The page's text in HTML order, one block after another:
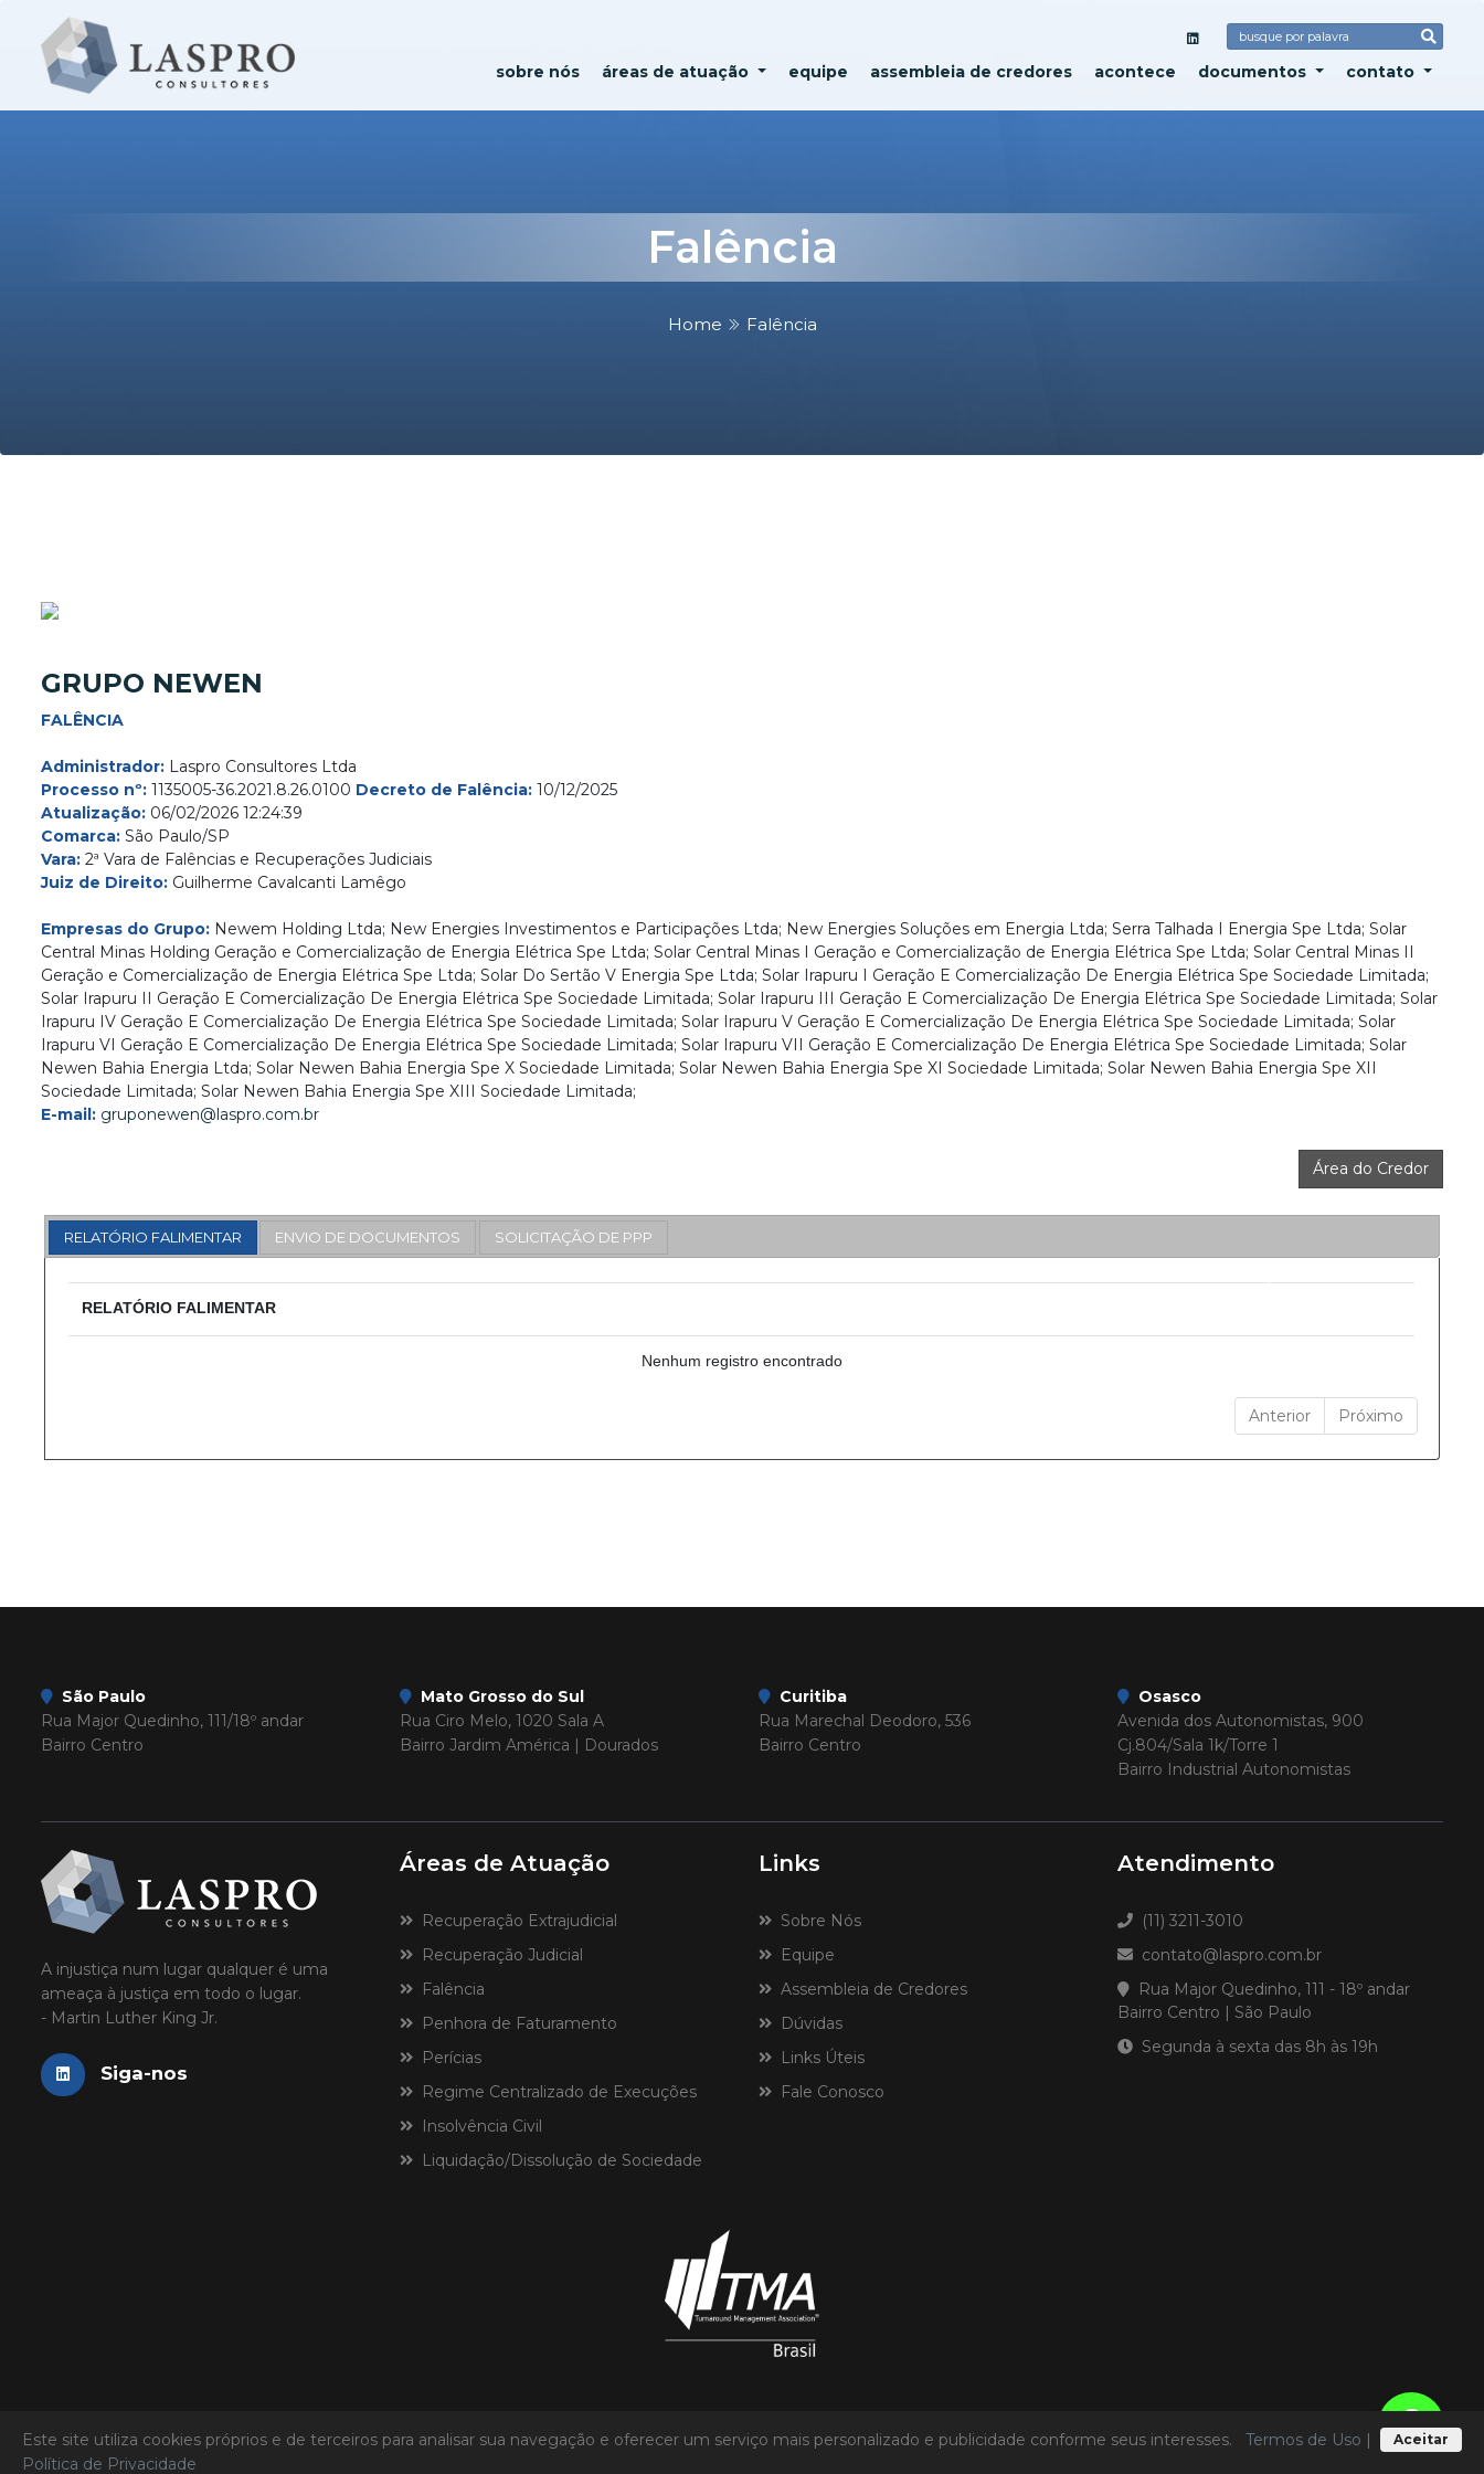
sobre nós áreas de atuação equipe assembleia de credores acontece documentos contato
Falência
Home Falência
GRUPO NEWEN
FALÊNCIA
Administrador: Laspro Consultores Ltda
Processo nº: 1135005-36.2021.8.26.0100 Decreto de Falência: 10/12/2025
Atualização: 06/02/2026 12:24:39
Comarca: São Paulo/SP
Vara: 2ª Vara de Falências e Recuperações Judiciais
Juiz de Direito: Guilherme Cavalcanti Lamêgo
Empresas do Grupo: Newem Holding Ltda; New Energies Investimentos e Participações Ltda; New Energies Soluções em Energia Ltda; Serra Talhada I Energia Spe Ltda; Solar
Central Minas Holding Geração e Comercialização de Energia Elétrica Spe Ltda; Solar Central Minas I Geração e Comercialização de Energia Elétrica Spe Ltda; Solar Central Minas II
Geração e Comercialização de Energia Elétrica Spe Ltda; Solar Do Sertão V Energia Spe Ltda; Solar Irapuru I Geração E Comercialização De Energia Elétrica Spe Sociedade Limitada;
Solar Irapuru II Geração E Comercialização De Energia Elétrica Spe Sociedade Limitada; Solar Irapuru III Geração E Comercialização De Energia Elétrica Spe Sociedade Limitada; Solar
Irapuru IV Geração E Comercialização De Energia Elétrica Spe Sociedade Limitada; Solar Irapuru V Geração E Comercialização De Energia Elétrica Spe Sociedade Limitada; Solar
Irapuru VI Geração E Comercialização De Energia Elétrica Spe Sociedade Limitada; Solar Irapuru VII Geração E Comercialização De Energia Elétrica Spe Sociedade Limitada; Solar
Newen Bahia Energia Ltda; Solar Newen Bahia Energia Spe X Sociedade Limitada; Solar Newen Bahia Energia Spe XI Sociedade Limitada; Solar Newen Bahia Energia Spe XII
Sociedade Limitada; Solar Newen Bahia Energia Spe XIII Sociedade Limitada;
E-mail: gruponewen@laspro.com.br
Área do Credor
RELATÓRIO FALIMENTAR ENVIO DE DOCUMENTOS SOLICITAÇÃO DE PPP
RELATÓRIO FALIMENTAR
Nenhum registro encontrado
Anterior Próximo
São Paulo
Rua Major Quedinho, 111/18º andar
Bairro Centro
Mato Grosso do Sul
Rua Ciro Melo, 1020 Sala A
Bairro Jardim América | Dourados
Curitiba
Rua Marechal Deodoro, 536
Bairro Centro
Osasco
Avenida dos Autonomistas, 900
Cj.804/Sala 1k/Torre 1
Bairro Industrial Autonomistas
A injustiça num lugar qualquer é uma
ameaça à justiça em todo o lugar.
- Martin Luther King Jr.
Siga-nos
Áreas de Atuação
Recuperação Extrajudicial
Recuperação Judicial
Falência
Penhora de Faturamento
Perícias
Regime Centralizado de Execuções
Insolvência Civil
Liquidação/Dissolução de Sociedade
Links
Sobre Nós
Equipe
Assembleia de Credores
Dúvidas
Links Úteis
Fale Conosco
Atendimento
(11) 3211-3010
contato@laspro.com.br
Rua Major Quedinho, 111 - 18º andar
Bairro Centro | São Paulo
Segunda à sexta das 8h às 19h
Laspro Consultores © 2026 - Todos os direitos reservados Política de Privacidade
Este site utiliza cookies próprios e de terceiros para analisar sua navegação e oferecer um serviço mais personalizado e publicidade conforme seus interesses. Termos de Uso |
Política de Privacidade
Aceitar